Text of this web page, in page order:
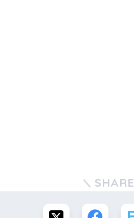
SHARE